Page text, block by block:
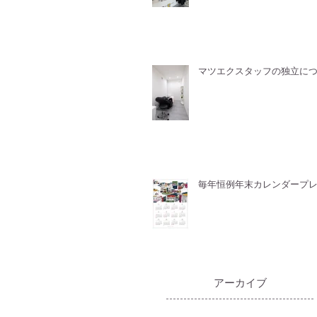
マツエクスタッフの独立に
毎年恒例年末カレンダープレ
​アーカイブ